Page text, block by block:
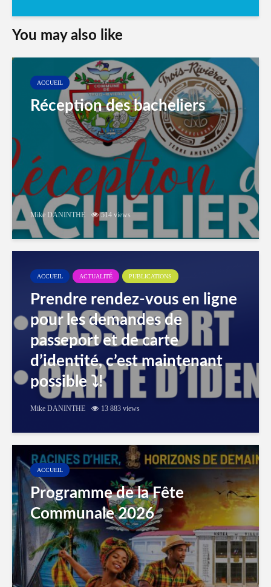
You may also like
ACCUEIL
Réception des bacheliers
Mike DANINTHE 514 views
ACCUEIL ACTUALITÉ PUBLICATIONS
Prendre rendez-vous en ligne
pour les demandes de
passeport et de carte
d’identité, c’est maintenant
possible ⤵️!
Mike DANINTHE 13 883 views
ACCUEIL
Programme de la Fête
Communale 2026